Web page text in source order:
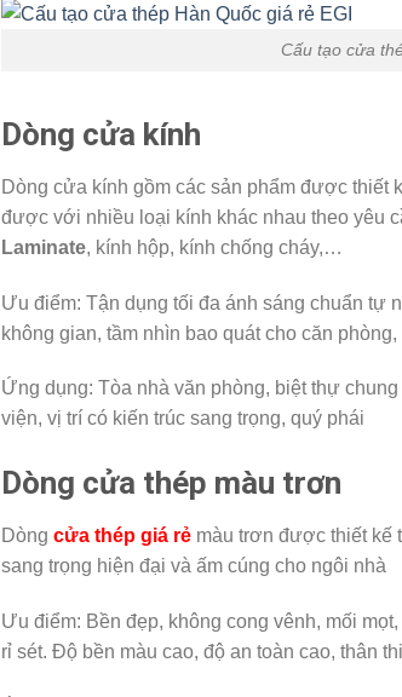
Cấu tạo cửa
Dòng cửa kính
Dòng cửa kính gồm các sản phẩm được thiết
được với nhiều loại kính khác nhau theo yêu
Laminate, kính hộp, kính chống cháy,…
Ưu điểm: Tận dụng tối đa ánh sáng chuẩn tự
không gian, tầm nhìn bao quát cho căn
Ứng dụng: Tòa nhà văn phòng, biệt thự
viện, vị trí có kiến trúc sang trọng, quý phái
Dòng cửa thép màu trơn
Dòng cửa thép giá rẻmàu trơn được thiết kế
sang trọng hiện đại và ấm cúng cho ngôi nhà
Ưu điểm: Bền đẹp, không cong vênh, mối
rỉ sét. Độ bền màu cao, độ an toàn cao, thân